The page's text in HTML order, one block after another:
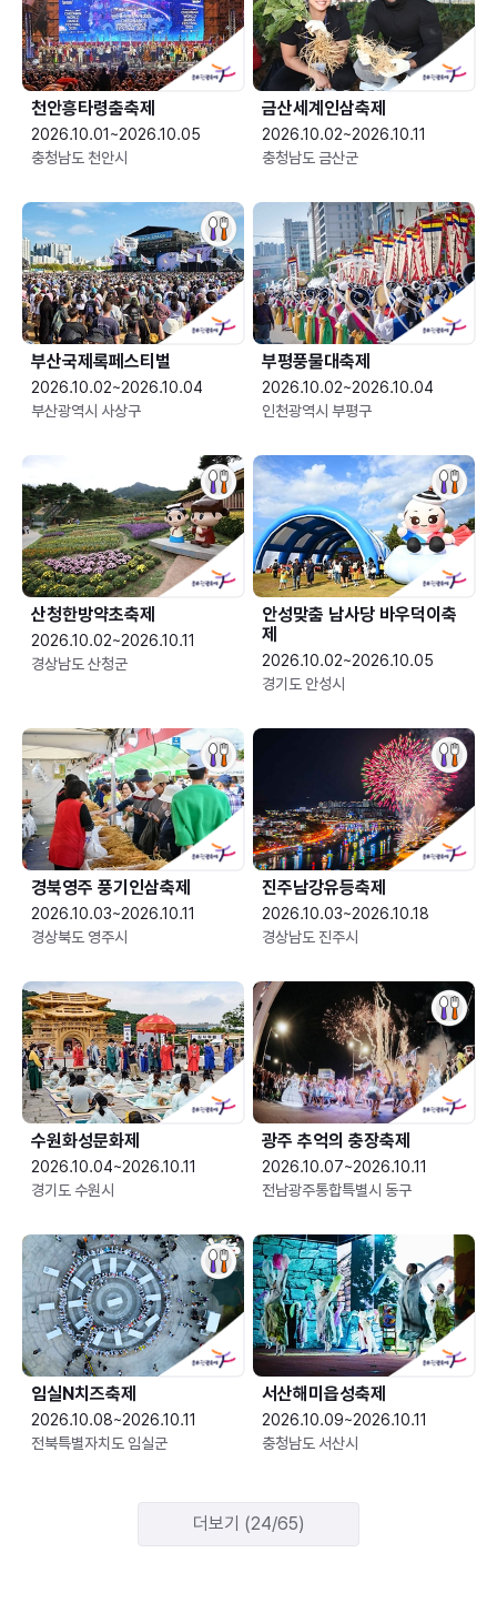
천안흥타령춤축제
2026.10.01~2026.10.05
충청남도 천안시
금산세계인삼축제
2026.10.02~2026.10.11
충청남도 금산군
부산국제록페스티벌
2026.10.02~2026.10.04
부산광역시 사상구
부평풍물대축제
2026.10.02~2026.10.04
인천광역시 부평구
산청한방약초축제
2026.10.02~2026.10.11
경상남도 산청군
안성맞춤 남사당 바우덕이축
제
2026.10.02~2026.10.05
경기도 안성시
경북영주 풍기인삼축제
2026.10.03~2026.10.11
경상북도 영주시
진주남강유등축제
2026.10.03~2026.10.18
경상남도 진주시
수원화성문화제
2026.10.04~2026.10.11
경기도 수원시
광주 추억의 충장축제
2026.10.07~2026.10.11
전남광주통합특별시 동구
임실N치즈축제
2026.10.08~2026.10.11
전북특별자치도 임실군
서산해미읍성축제
2026.10.09~2026.10.11
충청남도 서산시
더보기 (24/65)